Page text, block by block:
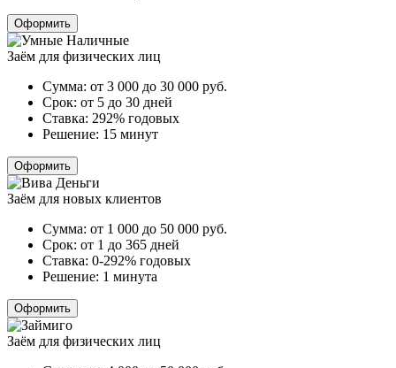
Оформить
Заём для физических лиц
Сумма: от 3 000 до 30 000 руб.
Срок: от 5 до 30 дней
Ставка: 292% годовых
Решение: 15 минут
Оформить
Заём для новых клиентов
Сумма: от 1 000 до 50 000 руб.
Срок: от 1 до 365 дней
Ставка: 0-292% годовых
Решение: 1 минута
Оформить
Заём для физических лиц